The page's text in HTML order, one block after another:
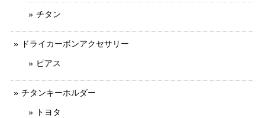
チタン
ドライカーボンアクセサリー
ピアス
チタンキーホルダー
トヨタ